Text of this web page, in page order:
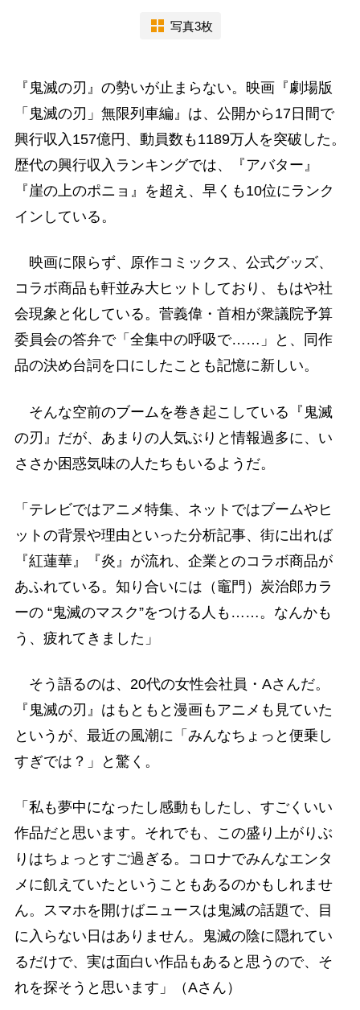
写真3枚
『鬼滅の刃』の勢いが止まらない。映画『劇場版
「鬼滅の刃」無限列車編』は、公開から17日間で
興行収入157億円、動員数も1189万人を突破した。
歴代の興行収入ランキングでは、『アバター』
『崖の上のポニョ』を超え、早くも10位にランク
インしている。
映画に限らず、原作コミックス、公式グッズ、
コラボ商品も軒並み大ヒットしており、もはや社
会現象と化している。菅義偉・首相が衆議院予算
委員会の答弁で「全集中の呼吸で……」と、同作
品の決め台詞を口にしたことも記憶に新しい。
そんな空前のブームを巻き起こしている『鬼滅
の刃』だが、あまりの人気ぶりと情報過多に、い
ささか困惑気味の人たちもいるようだ。
「テレビではアニメ特集、ネットではブームやヒ
ットの背景や理由といった分析記事、街に出れば
『紅蓮華』『炎』が流れ、企業とのコラボ商品が
あふれている。知り合いには（竈門）炭治郎カラ
ーの “鬼滅のマスク”をつける人も……。なんかも
う、疲れてきました」
そう語るのは、20代の女性会社員・Aさんだ。
『鬼滅の刃』はもともと漫画もアニメも見ていた
というが、最近の風潮に「みんなちょっと便乗し
すぎでは？」と驚く。
「私も夢中になったし感動もしたし、すごくいい
作品だと思います。それでも、この盛り上がりぶ
りはちょっとすご過ぎる。コロナでみんなエンタ
メに飢えていたということもあるのかもしれませ
ん。スマホを開けばニュースは鬼滅の話題で、目
に入らない日はありません。鬼滅の陰に隠れてい
るだけで、実は面白い作品もあると思うので、そ
れを探そうと思います」（Aさん）